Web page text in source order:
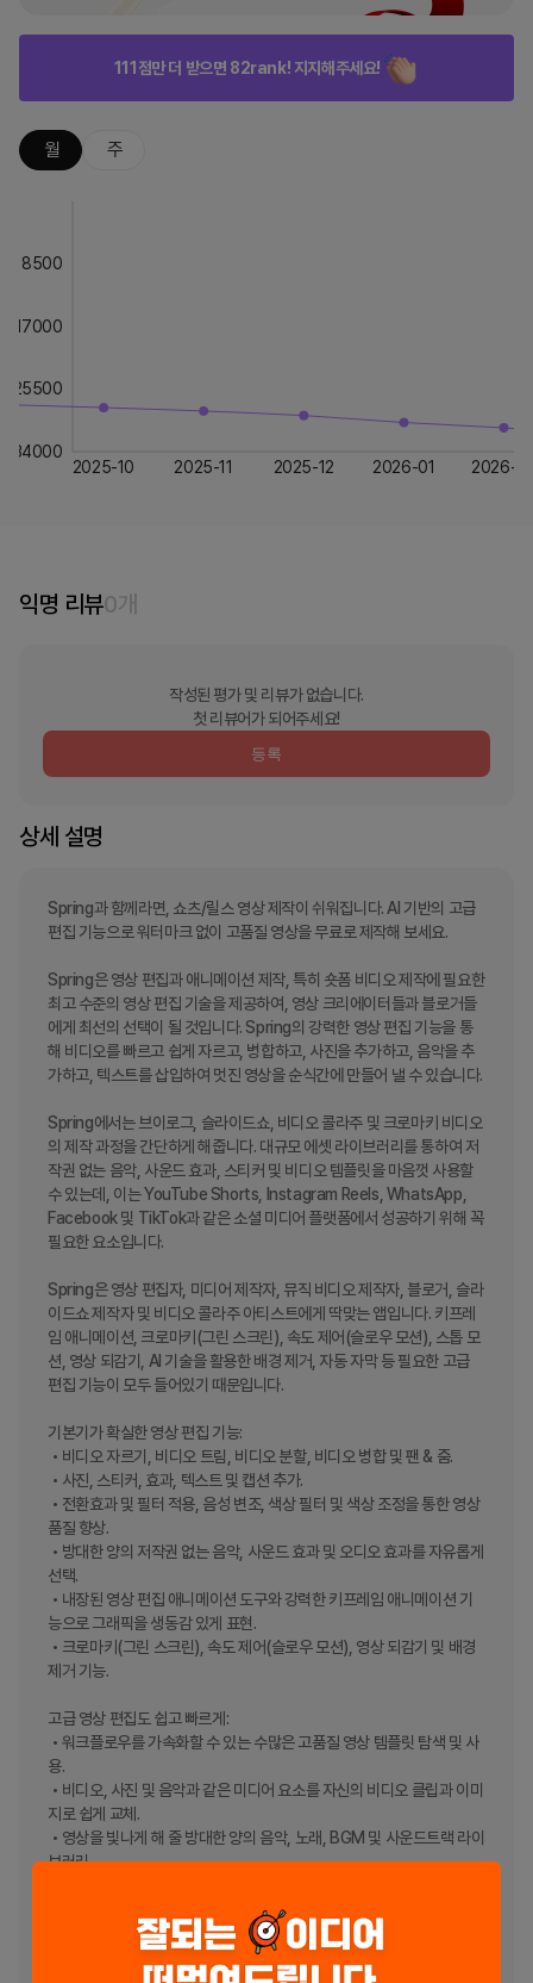
111점만 더 받으면 82rank! 지지해주세요!
월 주
2025-10 2025-11 2025-12 2026-01 2026-
8500
17000
25500
34000
익명 리뷰0개
작성된 평가 및 리뷰가 없습니다.
첫 리뷰어가 되어주세요!
등록
상세 설명
Spring과 함께라면, 쇼츠/릴스 영상 제작이 쉬워집니다. AI 기반의 고급
편집 기능으로 워터마크 없이 고품질 영상을 무료로 제작해 보세요.
Spring은 영상 편집과 애니메이션 제작, 특히 숏폼 비디오 제작에 필요한
최고 수준의 영상 편집 기술을 제공하여, 영상 크리에이터들과 블로거들
에게 최선의 선택이 될 것입니다. Spring의 강력한 영상 편집 기능을 통
해 비디오를 빠르고 쉽게 자르고, 병합하고, 사진을 추가하고, 음악을 추
가하고, 텍스트를 삽입하여 멋진 영상을 순식간에 만들어 낼 수 있습니다.
Spring에서는 브이로그, 슬라이드쇼, 비디오 콜라주 및 크로마키 비디오
의 제작 과정을 간단하게 해줍니다. 대규모 에셋 라이브러리를 통하여 저
작권 없는 음악, 사운드 효과, 스티커 및 비디오 템플릿을 마음껏 사용할
수 있는데, 이는 YouTube Shorts, Instagram Reels, WhatsApp,
Facebook 및 TikTok과 같은 소셜 미디어 플랫폼에서 성공하기 위해 꼭
필요한 요소입니다.
Spring은 영상 편집자, 미디어 제작자, 뮤직 비디오 제작자, 블로거, 슬라
이드쇼 제작자 및 비디오 콜라주 아티스트에게 딱맞는 앱입니다. 키프레
임 애니메이션, 크로마키(그린 스크린), 속도 제어(슬로우 모션), 스톱 모
션, 영상 되감기, AI 기술을 활용한 배경 제거, 자동 자막 등 필요한 고급
편집 기능이 모두 들어있기 때문입니다.
기본기가 확실한 영상 편집 기능:
품질 향상.
선택.
능으로 그래픽을 생동감 있게 표현.
제거 기능.
고급 영상 편집도 쉽고 빠르게:
용.
지로 쉽게 교체.
브러리.
Facebook, WhatsApp, TikTok 등에 공유할 수 있도록 다양한 스타일
의 자체 음악 제공.